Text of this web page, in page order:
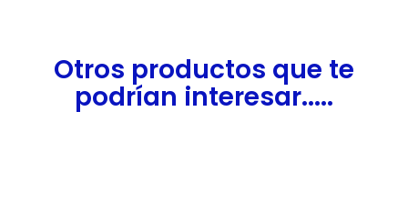
Otros productos que te
podrían interesar.....